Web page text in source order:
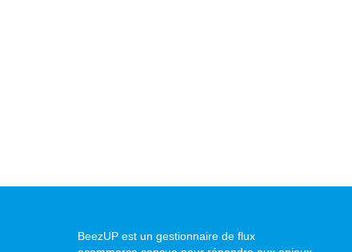
BeezUP est un gestionnaire de flux